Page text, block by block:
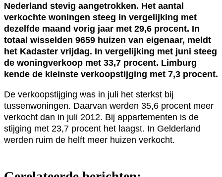
Nederland stevig aangetrokken. Het aantal
verkochte woningen steeg in vergelijking met
dezelfde maand vorig jaar met 29,6 procent. In
totaal wisselden 9659 huizen van eigenaar, meldt
het Kadaster vrijdag. In vergelijking met juni steeg
de woningverkoop met 33,7 procent. Limburg
kende de kleinste verkoopstijging met 7,3 procent.
De verkoopstijging was in juli het sterkst bij
tussenwoningen. Daarvan werden 35,6 procent meer
verkocht dan in juli 2012. Bij appartementen is de
stijging met 23,7 procent het laagst. In Gelderland
werden ruim de helft meer huizen verkocht.